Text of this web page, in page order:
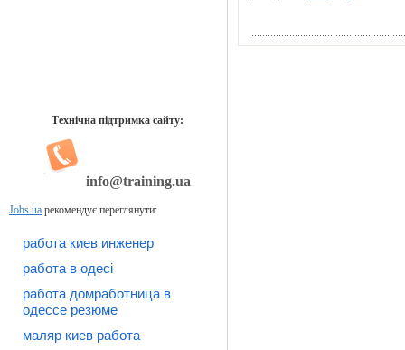
Технічна підтримка сайту:
info@training.ua
Jobs.ua рекомендує переглянути:
работа киев инженер
работа в одесі
работа домработница в
одессе резюме
маляр киев работа